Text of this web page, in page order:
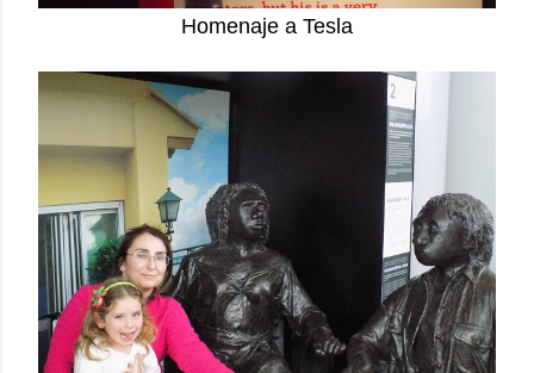
Homenaje a Tesla